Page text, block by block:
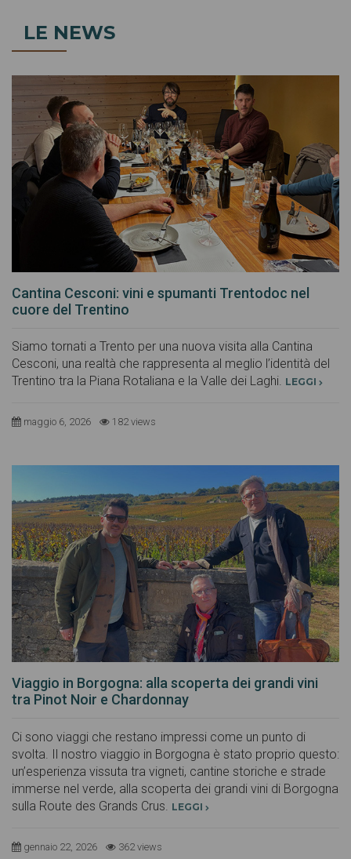
LE NEWS
Cantina Cesconi: vini e spumanti Trentodoc nel
cuore del Trentino
Siamo tornati a Trento per una nuova visita alla Cantina
Cesconi, una realtà che rappresenta al meglio l’identità del
Trentino tra la Piana Rotaliana e la Valle dei Laghi. LEGGI
maggio 6, 2026 182 views
Viaggio in Borgogna: alla scoperta dei grandi vini
tra Pinot Noir e Chardonnay
Ci sono viaggi che restano impressi come un punto di
svolta. Il nostro viaggio in Borgogna è stato proprio questo:
un’esperienza vissuta tra vigneti, cantine storiche e strade
immerse nel verde, alla scoperta dei grandi vini di Borgogna
sulla Route des Grands Crus.
LEGGI
gennaio 22, 2026 362 views